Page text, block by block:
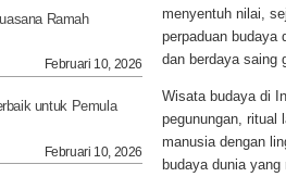
menyentuh nilai,
perpaduan budaya
dan berdaya saing
Wisata budaya di
pegunungan, ritual
manusia dengan
budaya dunia
Ramah
Februari 10, 2026
untuk Pemula
Februari 10, 2026